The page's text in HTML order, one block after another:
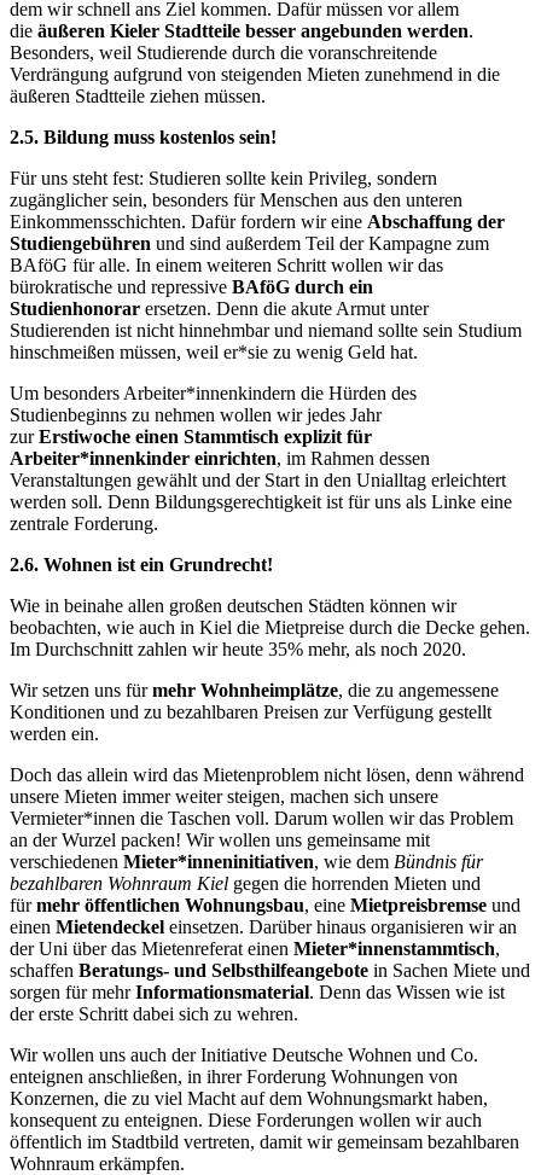
dem wir schnell ans Ziel kommen. Dafür müssen vor allem
die äußeren Kieler Stadtteile besser angebunden werden.
Besonders, weil Studierende durch die voranschreitende
Verdrängung aufgrund von steigenden Mieten zunehmend in die
äußeren Stadtteile ziehen müssen.
2.5. Bildung muss kostenlos sein!
Für uns steht fest: Studieren sollte kein Privileg, sondern
zugänglicher sein, besonders für Menschen aus den unteren
Einkommensschichten. Dafür fordern wir eine Abschaffung der
Studiengebühren und sind außerdem Teil der Kampagne zum
BAföG für alle. In einem weiteren Schritt wollen wir das
bürokratische und repressive BAföG durch ein
Studienhonorar ersetzen. Denn die akute Armut unter
Studierenden ist nicht hinnehmbar und niemand sollte sein Studium
hinschmeißen müssen, weil er*sie zu wenig Geld hat.
Um besonders Arbeiter*innenkindern die Hürden des
Studienbeginns zu nehmen wollen wir jedes Jahr
zurErstiwoche einen Stammtisch explizit für
Arbeiter*innenkinder einrichten, im Rahmen dessen
Veranstaltungen gewählt und der Start in den Unialltag erleichtert
werden soll. Denn Bildungsgerechtigkeit ist für uns als Linke eine
zentrale Forderung.
2.6. Wohnen ist ein Grundrecht!
Wie in beinahe allen großen deutschen Städten können wir
beobachten, wie auch in Kiel die Mietpreise durch die Decke gehen.
Im Durchschnitt zahlen wir heute 35% mehr, als noch 2020.
Wir setzen uns fürmehr Wohnheimplätze, die zu angemessene
Konditionen und zu bezahlbaren Preisen zur Verfügung gestellt
werden ein.
Doch das allein wird das Mietenproblem nicht lösen, denn während
unsere Mieten immer weiter steigen, machen sich unsere
Vermieter*innen die Taschen voll. Darum wollen wir das Problem
an der Wurzel packen! Wir wollen uns gemeinsame mit
verschiedenen Mieter*inneninitiativen, wie dem Bündnis für
bezahlbaren Wohnraum Kiel gegen die horrenden Mieten und
fürmehr öffentlichen Wohnungsbau, eine Mietpreisbremse und
einen Mietendeckel einsetzen. Darüber hinaus organisieren wir an
der Uni über das Mietenreferat einen Mieter*innenstammtisch,
schaffen Beratungs- und Selbsthilfeangebote in Sachen Miete und
sorgen für mehrInformationsmaterial. Denn das Wissen wie ist
der erste Schritt dabei sich zu wehren.
Wir wollen uns auch der Initiative Deutsche Wohnen und Co.
enteignen anschließen, in ihrer Forderung Wohnungen von
Konzernen, die zu viel Macht auf dem Wohnungsmarkt haben,
konsequent zu enteignen. Diese Forderungen wollen wir auch
öffentlich im Stadtbild vertreten, damit wir gemeinsam bezahlbaren
Wohnraum erkämpfen.